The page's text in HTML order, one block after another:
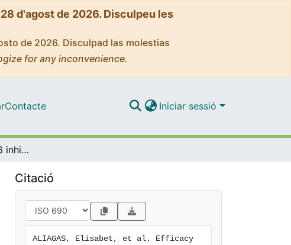
d'agost de 2026. Disculpeu les
de 2026. Disculpad las molestias
for any inconvenience.
Contacte Iniciar sessió
Efficacy of CDK4/6 inhibitors in preclinical models of malignant pleural mesothelioma
Citació
ALIAGAS, Elisabet, et al. Efficacy